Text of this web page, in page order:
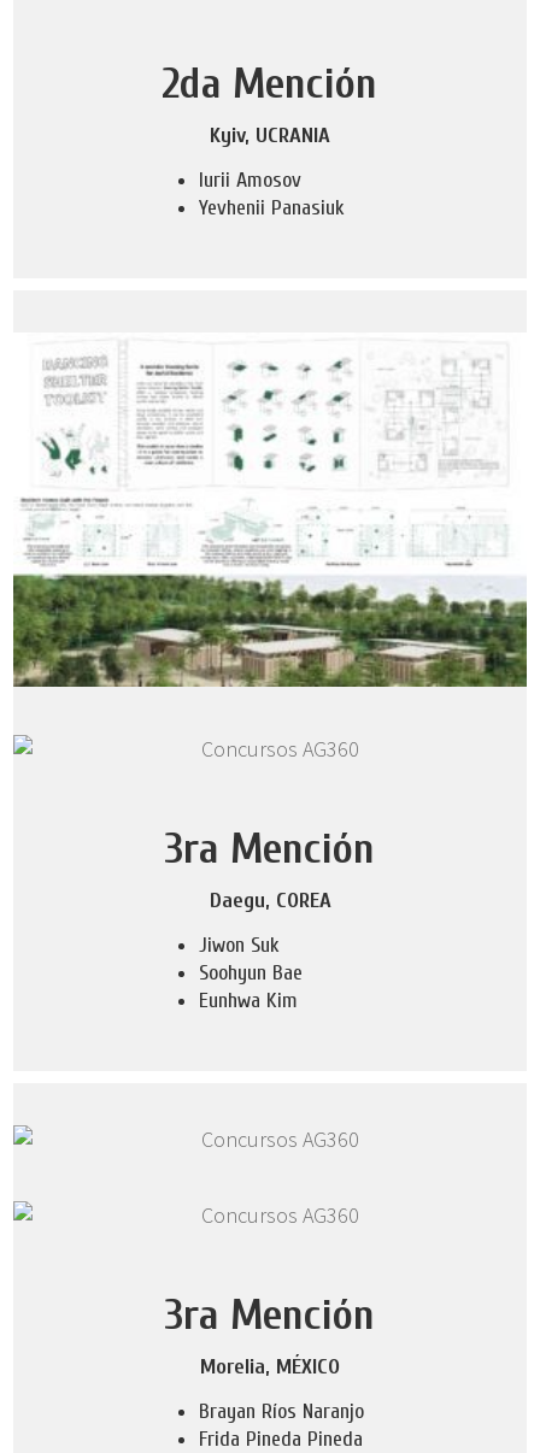
2da Mención
Kyiv, UCRANIA
Iurii Amosov
Yevhenii Panasiuk
3ra Mención
Daegu, COREA
Jiwon Suk
Soohyun Bae
Eunhwa Kim
3ra Mención
Morelia, MÉXICO
Brayan Ríos Naranjo
Frida Pineda Pineda